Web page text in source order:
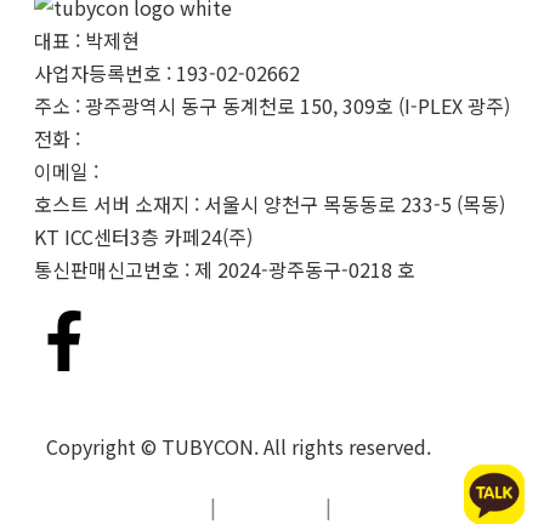
대표 : 박제현
사업자등록번호 : 193-02-02662
주소 : 광주광역시 동구 동계천로 150, 309호 (I-PLEX 광주)
전화 :
이메일 :
호스트 서버 소재지 : 서울시 양천구 목동동로 233-5 (목동)
KT ICC센터3층 카페24(주)
통신판매신고번호 : 제 2024-광주동구-0218 호
Copyright © TUBYCON. All rights reserved.
| | 환불 및 반품 정책